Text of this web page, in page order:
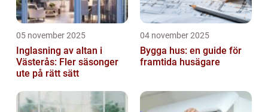
05 november 2025
Inglasning av altan i
Västerås: Fler säsonger
ute på rätt sätt
04 november 2025
Bygga hus: en guide för
framtida husägare